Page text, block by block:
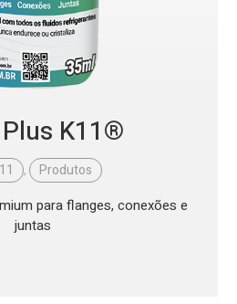
K11®
, Produtos
para flanges, conexões e
juntas